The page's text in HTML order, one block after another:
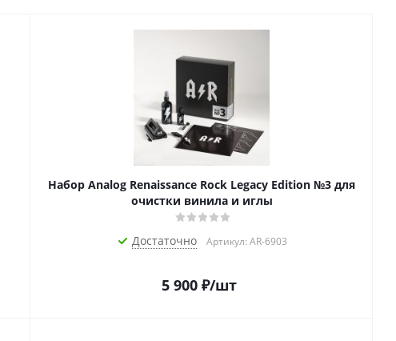
Набор Analog Renaissance Rock Legacy Edition №3 для
очистки винила и иглы
Достаточно Артикул: AR-6903
5 900₽/шт